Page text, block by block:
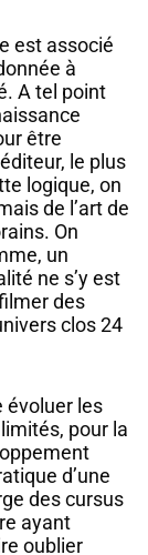
est associé
à
A tel point
être
le plus
logique, on
de l’art de
On
un
ne s’y est
des
clos 24
évoluer les
pour la
d’une
des cursus
ayant
oublier